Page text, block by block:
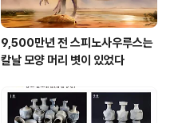
9,500만년 전 스피노사우루스는
칼날 모양 머리 볏이 있었다